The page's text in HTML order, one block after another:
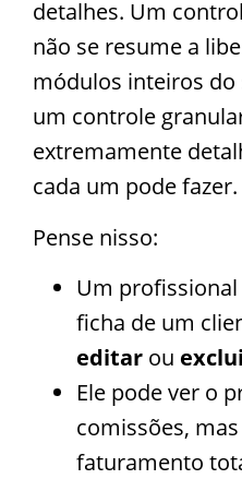
detalhes. Um
não se resume a
módulos inteiros do
um controle
extremamente
cada um pode fazer.
Pense nisso:
Um
ficha de um
editar ou
Ele pode ver o
comissões,
faturamento